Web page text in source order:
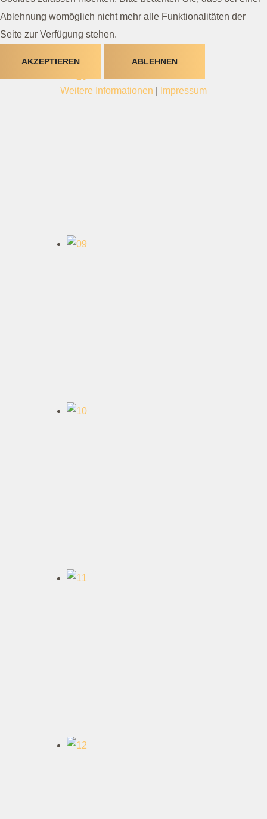
Ablehnung womöglich nicht mehr alle Funktionalitäten der
Seite zur Verfügung stehen.
AKZEPTIEREN ABLEHNEN
Weitere Informationen Impressum